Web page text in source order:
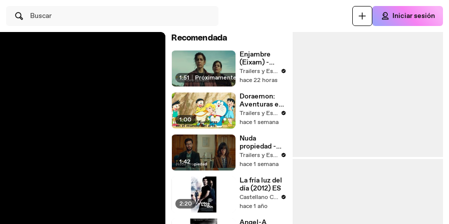
Buscar Iniciar sesión
Recomendada
1:51 | Próximamente
Enjambre
(Eixam) -
Trailer
español
Trailers y Estrenos
hace 22 horas
1:00
Doraemon:
Aventuras en
el mundo del
arte - Trailer
Trailers y Estrenos
hace 1 semana
1:42
Nuda
propiedad -
Trailer
Trailers y Estrenos
hace 1 semana
2:20
La fría luz del
día (2012) ES
Castellano Cine Box
hace 1 año